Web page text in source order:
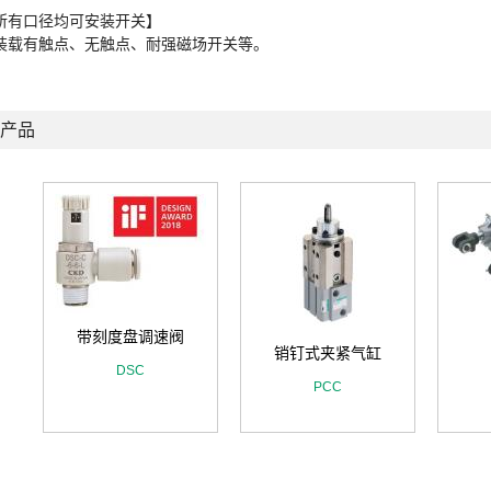
有口径均可安装开关】
载有触点、无触点、耐强磁场开关等。
品
带刻度盘调速阀
DSC
销钉式夹紧气缸
PCC